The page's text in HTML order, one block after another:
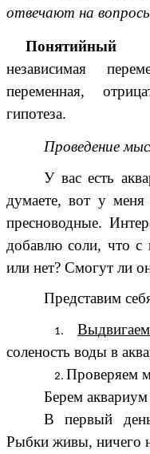
отвечают на
независимая
переменная,
гипотеза.
Проведение
У вас есть
думаете, вот у
пресноводные.
добавлю соли, что с
или нет? Смогут ли
Представим
соленость воды в
Проверяем
Берем
В первый
Рыбки живы, ничего